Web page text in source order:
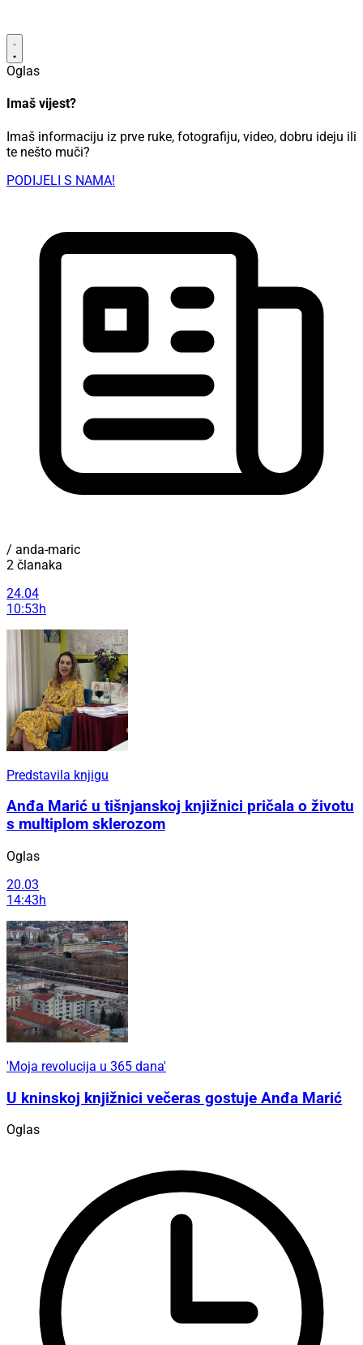
Oglas
Imaš vijest?
Imaš informaciju iz prve ruke, fotografiju, video, dobru ideju ili
te nešto muči?
PODIJELI S NAMA!
/ anda-maric
2 članaka
24.04
10:53h
Predstavila knjigu
Anđa Marić u tišnjanskoj knjižnici pričala o životu
s multiplom sklerozom
Oglas
20.03
14:43h
'Moja revolucija u 365 dana'
U kninskoj knjižnici večeras gostuje Anđa Marić
Oglas